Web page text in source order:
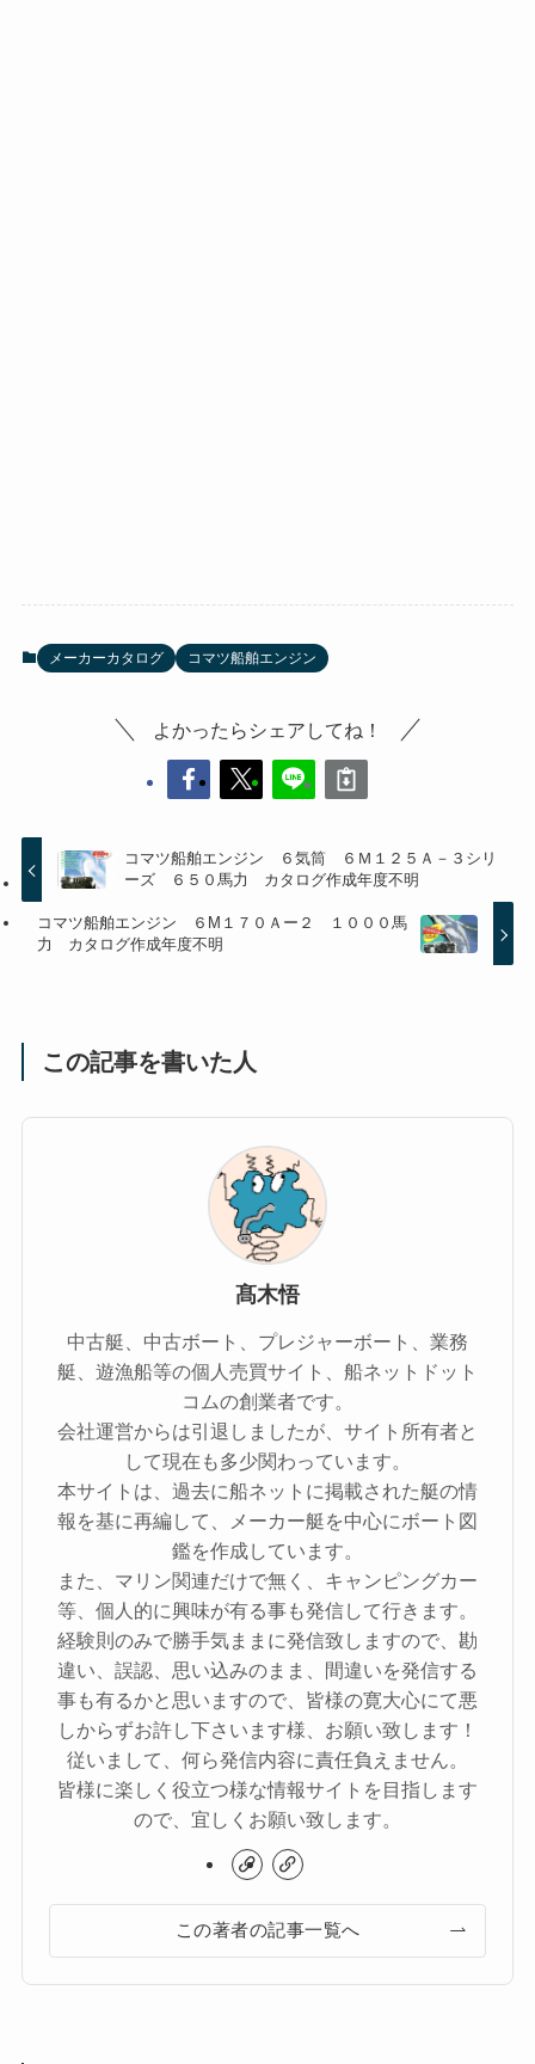
メーカーカタログ コマツ船舶エンジン
よかったらシェアしてね！
コマツ船舶エンジン ６気筒 ６Ｍ１２５Ａ－３シリ
ーズ ６５０馬力 カタログ作成年度不明
コマツ船舶エンジン ６M１７０Ａー２ １０００馬
力 カタログ作成年度不明
この記事を書いた人
髙木悟
中古艇、中古ボート、プレジャーボート、業務
艇、遊漁船等の個人売買サイト、船ネットドット
コムの創業者です。
会社運営からは引退しましたが、サイト所有者と
して現在も多少関わっています。
本サイトは、過去に船ネットに掲載された艇の情
報を基に再編して、メーカー艇を中心にボート図
鑑を作成しています。
また、マリン関連だけで無く、キャンピングカー
等、個人的に興味が有る事も発信して行きます。
経験則のみで勝手気ままに発信致しますので、勘
違い、誤認、思い込みのまま、間違いを発信する
事も有るかと思いますので、皆様の寛大心にて悪
しからずお許し下さいます様、お願い致します！
従いまして、何ら発信内容に責任負えません。
皆様に楽しく役立つ様な情報サイトを目指します
ので、宜しくお願い致します。
この著者の記事一覧へ